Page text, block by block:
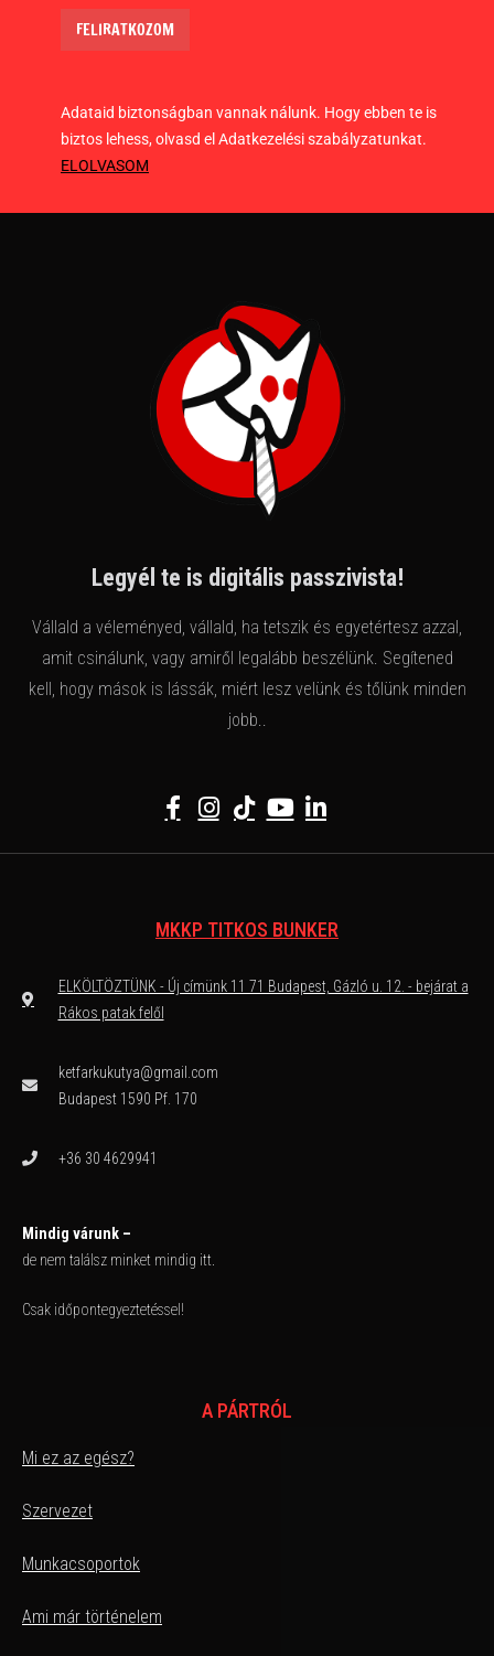
Adataid biztonságban vannak nálunk. Hogy ebben te is
biztos lehess, olvasd el Adatkezelési szabályzatunkat.
ELOLVASOM
Legyél te is digitális passzivista!
Vállald a véleményed, vállald, ha tetszik és egyetértesz azzal,
amit csinálunk, vagy amiről legalább beszélünk. Segítened
kell, hogy mások is lássák, miért lesz velünk és tőlünk minden
jobb..
MKKP TITKOS BUNKER
ELKÖLTÖZTÜNK - Új címünk 11 71 Budapest, Gázló u. 12. - bejárat a
Rákos patak felől
ketfarkukutya@gmail.com
Budapest 1590 Pf. 170
+36 30 4629941
Mindig várunk –
de nem találsz minket mindig itt.
Csak időpontegyeztetéssel!
A PÁRTRÓL
Mi ez az egész?
Szervezet
Munkacsoportok
Ami már történelem